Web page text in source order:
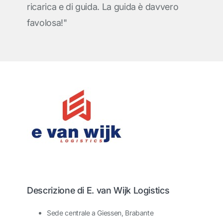
ricarica e di guida. La guida è davvero
favolosa!"
Descrizione di E. van Wijk Logistics
Sede centrale a Giessen, Brabante